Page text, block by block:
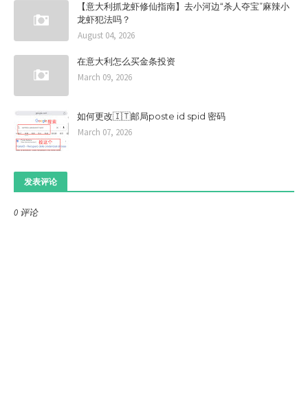
【意大利抓龙虾修仙指南】去小河边“杀人夺宝”麻辣小
龙虾犯法吗？
August 04, 2026
在意大利怎么买金条投资
March 09, 2026
如何更改🇮🇹邮局poste id spid 密码
March 07, 2026
发表评论
0 评论